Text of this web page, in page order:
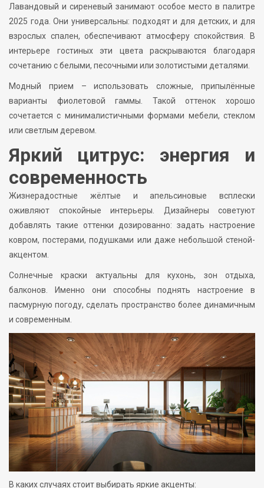
Лавандовый и сиреневый занимают особое место в палитре
2025 года. Они универсальны: подходят и для детских, и для
взрослых спален, обеспечивают атмосферу спокойствия. В
интерьере гостиных эти цвета раскрываются благодаря
сочетанию с белыми, песочными или золотистыми деталями.
Модный прием – использовать сложные, припылённые
варианты фиолетовой гаммы. Такой оттенок хорошо
сочетается с минималистичными формами мебели, стеклом
или светлым деревом.
Яркий цитрус: энергия и
современность
Жизнерадостные жёлтые и апельсиновые всплески
оживляют спокойные интерьеры. Дизайнеры советуют
добавлять такие оттенки дозированно: задать настроение
ковром, постерами, подушками или даже небольшой стеной-
акцентом.
Солнечные краски актуальны для кухонь, зон отдыха,
балконов. Именно они способны поднять настроение в
пасмурную погоду, сделать пространство более динамичным
и современным.
В каких случаях стоит выбирать яркие акценты: